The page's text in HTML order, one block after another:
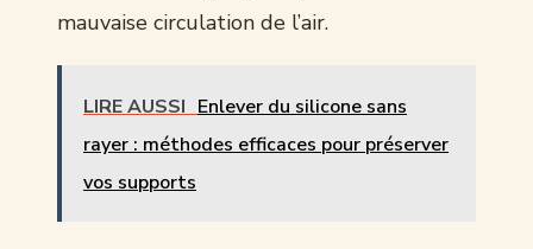
mauvaise circulation de l’air.
LIRE AUSSI Enlever du silicone sans
rayer : méthodes efficaces pour préserver
vos supports